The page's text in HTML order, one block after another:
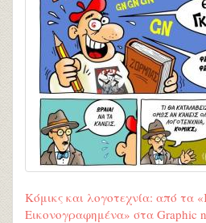
Κόμικς και λογοτεχνία: από τα
Εικονογραφημένα» στα Graphic